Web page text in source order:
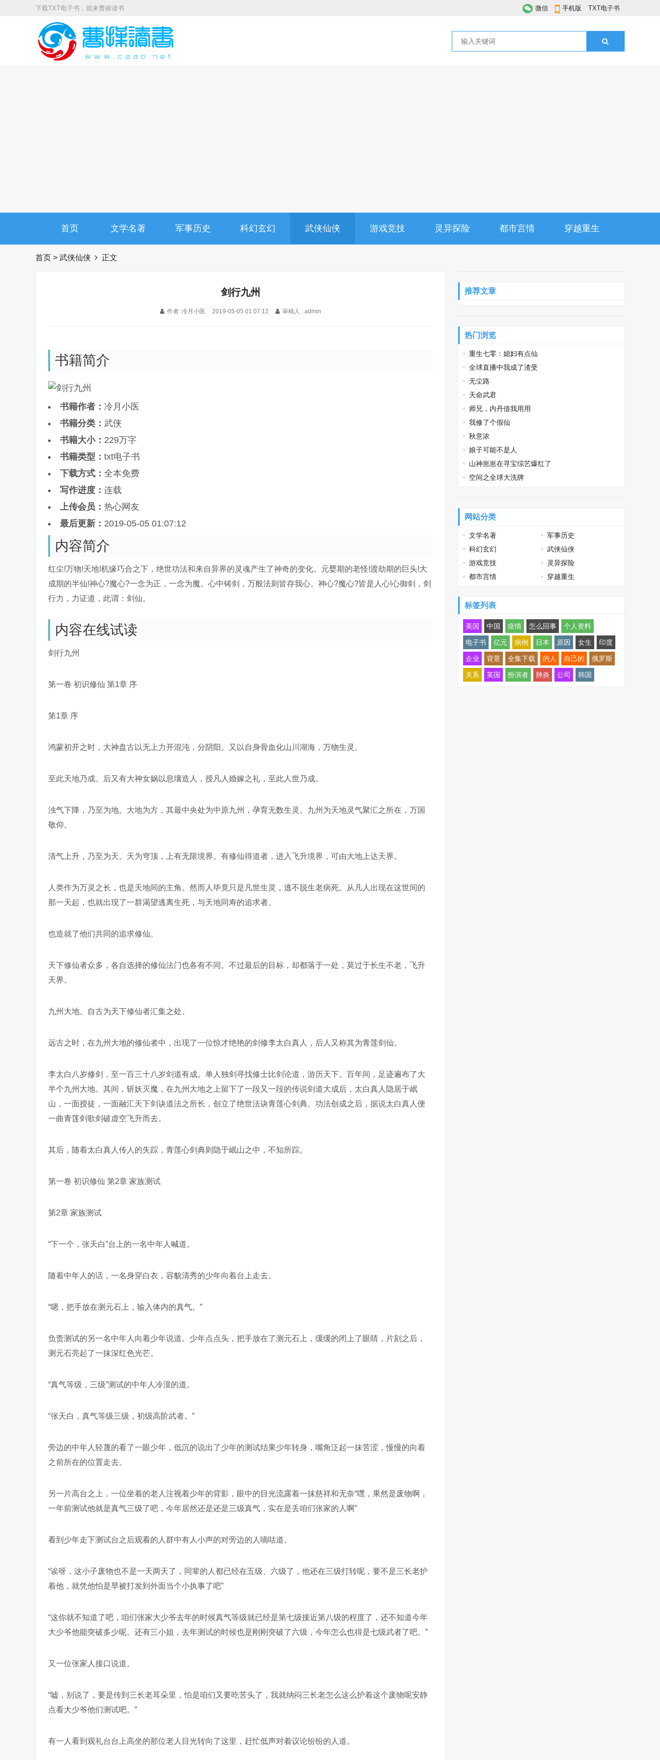
下载TXT电子书，就来曹操读书 微信 手机版 TXT电子书
首页 文学名著 军事历史 科幻玄幻 武侠仙侠 游戏竞技 灵异探险 都市言情 穿越重生
首页 > 武侠仙侠 正文
剑行九州
作者 :冷月小医 2019-05-05 01:07:12 审稿人 : admin
书籍简介
书籍作者： 冷月小医
书籍分类： 武侠
书籍大小： 229万字
书籍类型： txt电子书
下载方式： 全本免费
写作进度： 连载
上传会员： 热心网友
最后更新： 2019-05-05 01:07:12
内容简介
红尘!万物!天地!机缘巧合之下，绝世功法和来自异界的灵魂产生了神奇的变化。元婴期的老怪!渡劫期的巨头!大
成期的半仙!神心?魔心?一念为正，一念为魔。心中铸剑，万般法则皆存我心。神心?魔心?皆是人心!心御剑，剑
行力，力证道，此谓：剑仙。
内容在线试读
剑行九州
第一卷 初识修仙 第1章 序
第1章 序
鸿蒙初开之时，大神盘古以无上力开混沌，分阴阳。又以自身骨血化山川湖海，万物生灵。
至此天地乃成。后又有大神女娲以息壤造人，授凡人婚嫁之礼，至此人世乃成。
浊气下降，乃至为地。大地为方，其最中央处为中原九州，孕育无数生灵。九州为天地灵气聚汇之所在，万国
敬仰。
清气上升，乃至为天。天为穹顶，上有无限境界。有修仙得道者，进入飞升境界，可由大地上达天界。
人类作为万灵之长，也是天地间的主角。然而人毕竟只是凡世生灵，逃不脱生老病死。从凡人出现在这世间的
那一天起，也就出现了一群渴望逃离生死，与天地同寿的追求者。
也造就了他们共同的追求修仙。
天下修仙者众多，各自选择的修仙法门也各有不同。不过最后的目标，却都落于一处，莫过于长生不老，飞升
天界。
九州大地。自古为天下修仙者汇集之处。
远古之时，在九州大地的修仙者中，出现了一位惊才绝艳的剑修李太白真人，后人又称其为青莲剑仙。
李太白八岁修剑，至一百三十八岁剑道有成。单人独剑寻找修士比剑论道，游历天下。百年间，足迹遍布了大
半个九州大地。其间，斩妖灭魔，在九州大地之上留下了一段又一段的传说剑道大成后，太白真人隐居于岷
山，一面授徒，一面融汇天下剑诀道法之所长，创立了绝世法诀青莲心剑典。功法创成之后，据说太白真人便
一曲青莲剑歌剑破虚空飞升而去。
其后，随着太白真人传人的失踪，青莲心剑典则隐于岷山之中，不知所踪。
第一卷 初识修仙 第2章 家族测试
第2章 家族测试
“下一个，张天白”台上的一名中年人喊道。
随着中年人的话，一名身穿白衣，容貌清秀的少年向着台上走去。
“嗯，把手放在测元石上，输入体内的真气。”
负责测试的另一名中年人向着少年说道。少年点点头，把手放在了测元石上，缓缓的闭上了眼睛，片刻之后，
测元石亮起了一抹深红色光芒。
“真气等级，三级”测试的中年人冷漠的道。
“张天白，真气等级三级，初级高阶武者。”
旁边的中年人轻蔑的看了一眼少年，低沉的说出了少年的测试结果少年转身，嘴角泛起一抹苦涩，慢慢的向着
之前所在的位置走去。
另一片高台之上，一位坐着的老人注视着少年的背影，眼中的目光流露着一抹慈祥和无奈“嘿，果然是废物啊，
一年前测试他就是真气三级了吧，今年居然还是还是三级真气，实在是丢咱们张家的人啊”
看到少年走下测试台之后观看的人群中有人小声的对旁边的人嘀咕道。
“诶呀，这小子废物也不是一天两天了，同辈的人都已经在五级、六级了，他还在三级打转呢，要不是三长老护
着他，就凭他怕是早被打发到外面当个小执事了吧”
“这你就不知道了吧，咱们张家大少爷去年的时候真气等级就已经是第七级接近第八级的程度了，还不知道今年
大少爷他能突破多少呢。还有三小姐，去年测试的时候也是刚刚突破了六级，今年怎么也得是七级武者了吧。”
又一位张家人接口说道。
“嘘，别说了，要是传到三长老耳朵里，怕是咱们又要吃苦头了，我就纳闷三长老怎么这么护着这个废物呢安静
点看大少爷他们测试吧。”
有一人看到观礼台台上高坐的那位老人目光转向了这里，赶忙低声对着议论纷纷的人道。
推荐文章
热门浏览
重生七零：媳妇有点仙
全球直播中我成了渣受
无尘路
天命武君
师兄，内丹借我用用
我修了个假仙
秋意浓
娘子可能不是人
山神崽崽在寻宝综艺爆红了
空间之全球大洗牌
网站分类
文学名著
军事历史
科幻玄幻
武侠仙侠
游戏竞技
灵异探险
都市言情
穿越重生
标签列表
美国 中国 疫情 怎么回事 个人资料
电子书 亿元 病例 日本 原因 女生 印度
企业 背景 全集下载 的人 自己的 俄罗斯
关系 英国 扮演者 肺炎 公司 韩国